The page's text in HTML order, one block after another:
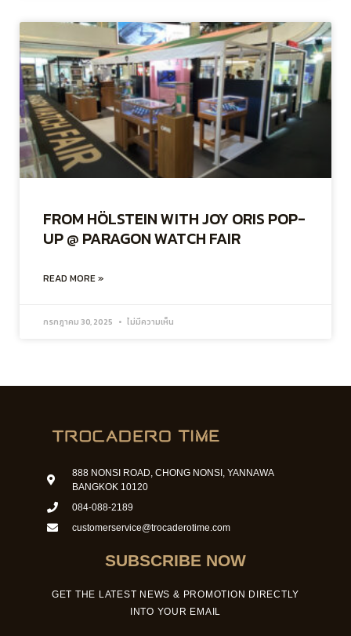
FROM HÖLSTEIN WITH JOY ORIS POP-
UP @ PARAGON WATCH FAIR
READ MORE »
กรกฎาคม 30, 2025 ไม่มีความเห็น
888 NONSI ROAD, CHONG NONSI, YANNAWA
BANGKOK 10120
084-088-2189
customerservice@trocaderotime.com
SUBSCRIBE NOW
GET THE LATEST NEWS & PROMOTION DIRECTLY
INTO YOUR EMAIL